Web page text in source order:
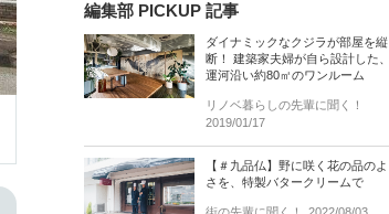
編集部 PICKUP 記事
ダイナミックなクジラが部屋を縦
断！ 建築家夫婦が自ら設計した、
運河沿い約80㎡のワンルーム
リノベ暮らしの先輩に聞く！
2019/01/17
【＃九品仏】野に咲く花の品のよ
さを、特製バタークリームで